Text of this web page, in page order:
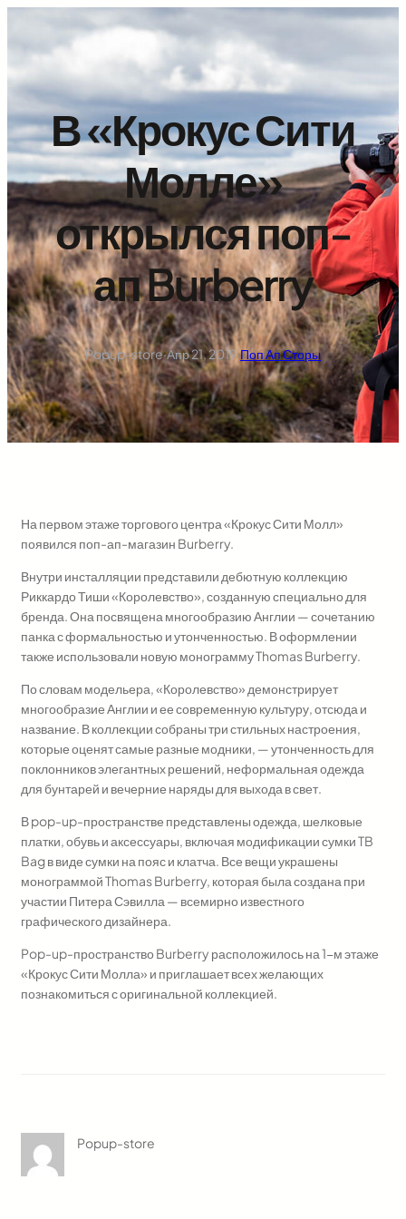
содержимому
В «Крокус Сити
Молле»
открылся поп-
ап Burberry
Popup-store·Апр 21, 2019·Поп Ап Сторы
На первом этаже торгового центра «Крокус Сити Молл»
появился поп-ап-магазин Burberry.
Внутри инсталляции представили дебютную коллекцию
Риккардо Тиши «Королевство», созданную специально для
бренда. Она посвящена многообразию Англии — сочетанию
панка с формальностью и утонченностью. В оформлении
также использовали новую монограмму Thomas Burberry.
По словам модельера, «Королевство» демонстрирует
многообразиеАнглии и ее современную культуру, отсюда и
название. В коллекции собраны три стильных настроения,
которые оценят самые разные модники, — утонченность для
поклонников элегантных решений, неформальная одежда
для бунтарей и вечерние наряды для выхода в свет.
В pop-up-пространстве представлены одежда, шелковые
платки, обувь и аксессуары, включая модификации сумки TB
Bag в виде сумки на пояс и клатча. Все вещи украшены
монограммой Thomas Burberry, которая была создана при
участии Питера Сэвилла — всемирно известного
графического дизайнера.
Pop-up-пространство Burberry расположилось на 1-м этаже
«Крокус Сити Молла» и приглашает всех желающих
познакомиться с оригинальной коллекцией.
Popup-store